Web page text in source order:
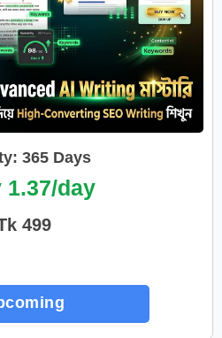
365 Days
1.37/day
499